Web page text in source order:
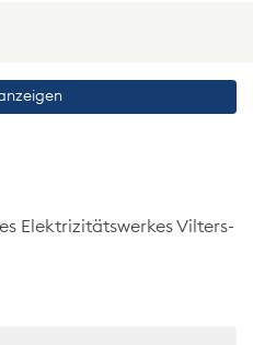
Elektrizitätswerkes Vilters-